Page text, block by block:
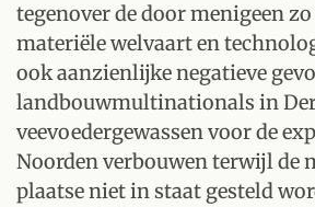
tegenover de door menigeen
materiële welvaart en
ook aanzienlijke negatieve
landbouwmultinationals in
veevoedergewassen voor de
Noorden verbouwen terwijl de
plaatse niet in staat gesteld